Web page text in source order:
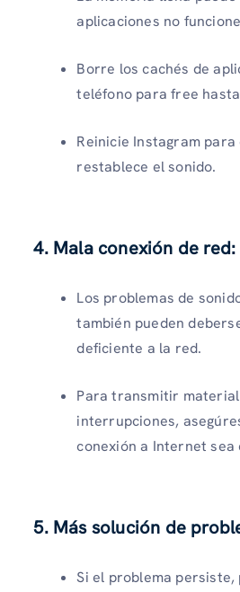
aplicaciones no
Borre los cachés de
teléfono para free
Reinicie Instagram
restablece el sonido.
4. Mala conexión de red:
Los problemas de
también pueden
deficiente a la red.
Para transmitir
interrupciones,
conexión a Internet sea
5. Más solución de
Si el problema